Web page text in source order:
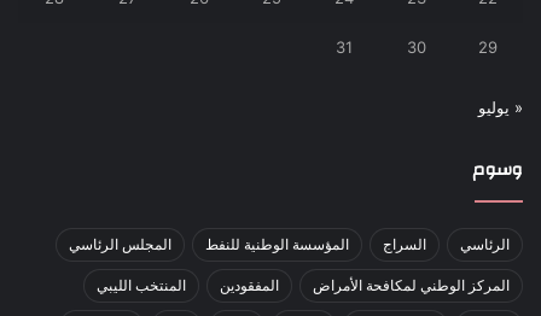
29
30
31
« يوليو
وسوم
الرئاسي السراج المؤسسة الوطنية للنفط المجلس الرئاسي
المركز الوطني لمكافحة الأمراض المفقودين المنتخب الليبي